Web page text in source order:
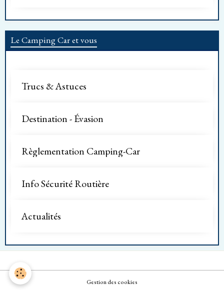
Le Camping Car et vous
Trucs & Astuces
Destination - Évasion
Règlementation Camping-Car
Info Sécurité Routière
Actualités
Gestion des cookies